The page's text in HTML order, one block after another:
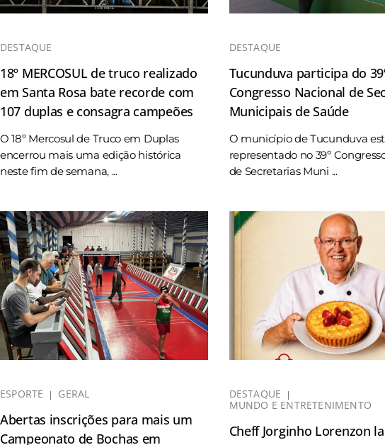
DESTAQUE
18º MERCOSUL de truco realizado
em Santa Rosa bate recorde com
107 duplas e consagra campeões
O 18º Mercosul de Truco em Duplas
encerrou mais uma edição histórica
neste fim de semana, ...
DESTAQUE
Tucunduva participa do
Congresso Nacional de
Municipais de Saúde
O município de Tucunduva
representado no 39º
de Secretarias Muni ...
ESPORTE GERAL
Abertas inscrições para mais um
Campeonato de Bochas em
DESTAQUE
MUNDO E ENTRETENIMENTO
Cheff Jorginho Lorenzon